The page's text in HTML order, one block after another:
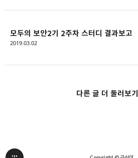
모두의 보안2기 2주차 스터디 결과보고
2019.03.02
다른 글 더 둘러보기